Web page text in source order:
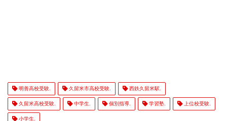
明善高校受験. 久留米市高校受験. 西鉄久留米駅.
久留米高校受験. 中学生. 個別指導. 学習塾. 上位校受験.
小学生.